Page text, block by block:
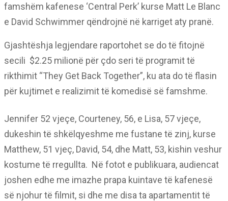
famshëm kafenese ‘Central Perk’ kurse Matt Le Blanc
e David Schwimmer qëndrojnë në karriget aty pranë.
Gjashtëshja legjendare raportohet se do të fitojnë
secili $2.25 milionë për çdo seri të programit të
rikthimit “They Get Back Together”, ku ata do të flasin
për kujtimet e realizimit të komedisë së famshme.
Jennifer 52 vjeçe, Courteney, 56, e Lisa, 57 vjeçe,
dukeshin të shkëlqyeshme me fustane të zinj, kurse
Matthew, 51 vjeç, David, 54, dhe Matt, 53, kishin veshur
kostume të rregullta. Në fotot e publikuara, audiencat
joshen edhe me imazhe prapa kuintave të kafenesë
së njohur të filmit, si dhe me disa ta apartamentit të